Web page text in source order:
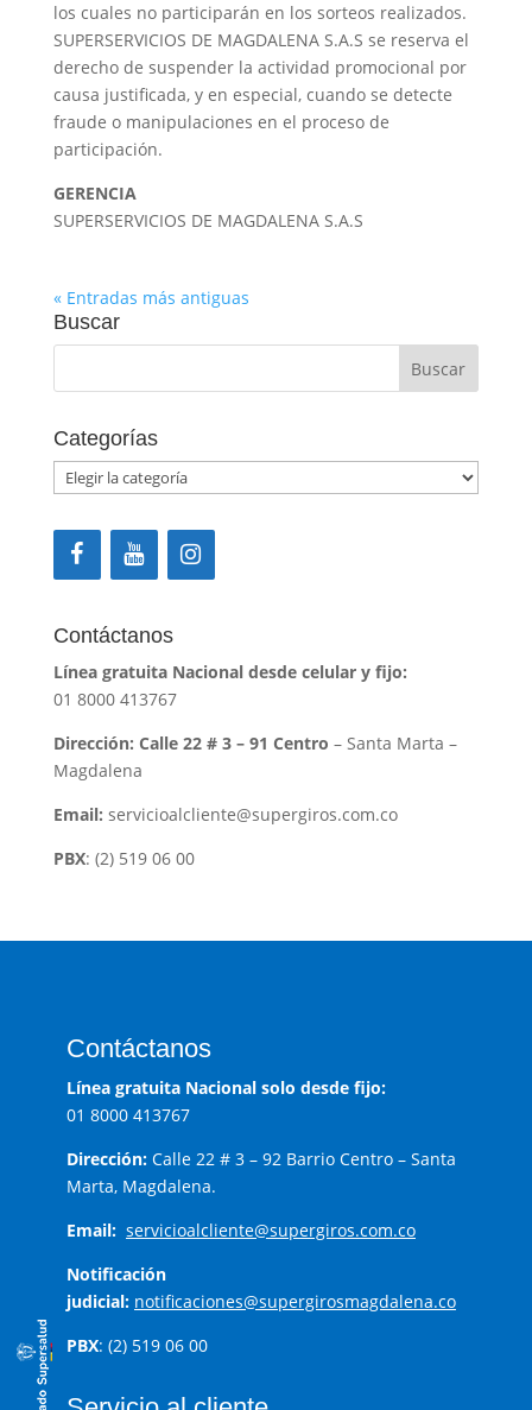
los cuales no participarán en los sorteos realizados.
SUPERSERVICIOS DE MAGDALENA S.A.S se reserva el
derecho de suspender la actividad promocional por
causa justificada, y en especial, cuando se detecte
fraude o manipulaciones en el proceso de
participación.
GERENCIA
SUPERSERVICIOS DE MAGDALENA S.A.S
« Entradas más antiguas
Buscar
Categorías
Categorías
Contáctanos
Línea gratuita Nacional desde celular y fijo:
01 8000 413767
Dirección: Calle 22 # 3 – 91 Centro – Santa Marta –
Magdalena
Email: servicioalcliente@supergiros.com.co
PBX: (2) 519 06 00
Contáctanos
Línea gratuita Nacional solo desde fijo:
01 8000 413767
Dirección: Calle 22 # 3 – 92 Barrio Centro – Santa
Marta, Magdalena.
Email: servicioalcliente@supergiros.com.co
Notificación
judicial: notificaciones@supergirosmagdalena.co
PBX: (2) 519 06 00